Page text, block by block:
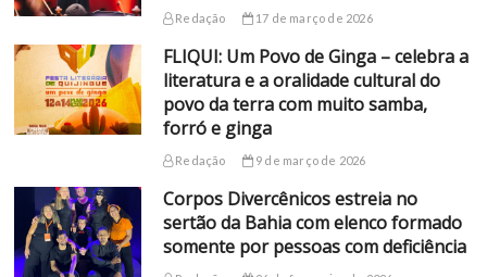
Redação 17 de março de 2026
FLIQUI: Um Povo de Ginga – celebra a
literatura e a oralidade cultural do
povo da terra com muito samba,
forró e ginga
Redação 9 de março de 2026
Corpos Divercênicos estreia no
sertão da Bahia com elenco formado
somente por pessoas com deficiência